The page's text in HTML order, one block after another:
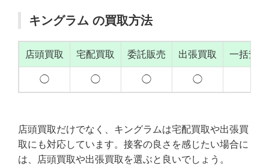
キングラム の買取方法
店頭買取 宅配買取 委託販売 出張買取 一括査定
◯ ◯ ◯ ◯
店頭買取だけでなく、キングラムは宅配買取や出張買
取にも対応しています。接客の良さを感じたい場合に
は、店頭買取や出張買取を選ぶと良いでしょう。